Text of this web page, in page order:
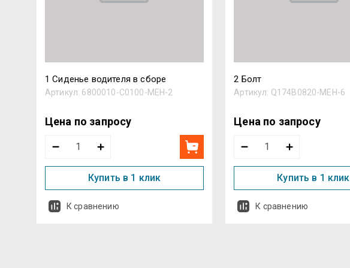
1 Сиденье водителя в сборе
Артикул: 6800010-C0100-MEH-2
Цена по запросу
Купить в 1 клик
К сравнению
2 Болт
Артикул: Q174B0820-MEH-6
Цена по запросу
Купить в 1 клик
К сравнению